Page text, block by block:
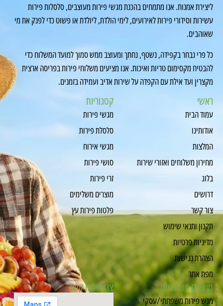
ליצירת אמנות. אנו מתמחים בהכנת מגשי פירות מעוצבים, סלסלות פירות
עשירות וסידורי פירות לאירועים, לימי הולדת, ליולדת או פשוט כדי לפנק את מי
שאוהבים.
כל פרי נבחר בקפידה, נשטף, נחתך ומעוצב ממש סמוך למועד המשלוח כדי
להבטיח מקסימום טריות ואיכות. אנו מציעים משלוחי פירות בפריסה ארצית
מקצרין ועד אילת עם הקפדה על שירות אדיב ועמידה בזמנים.
ראשי
עמוד הבית
אודותינו
המלצות
מחירון משלוחים ואזורי שירות
בלוג
דרושים
צור קשר
תקנון ותנאי שימוש
מדיניות פרטיות
הצהרת נגישות
מפת אתר
קטגוריות
מגשי פירות
סלסלת פירות
מגשי אירוח
סושי פירות
זרי פירות
מוצרים משלימים
פלטות פירות עץ
מוצרים פופולריים
מגש פירות משפחתי/עסקי
צרו איתנו קשר